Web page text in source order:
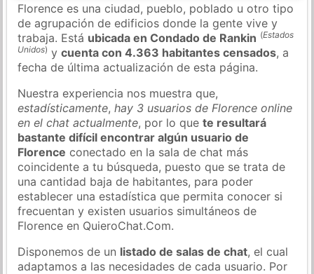
Florence es una ciudad, pueblo, poblado u otro tipo
de agrupación de edificios donde la gente vive y
trabaja. Está ubicada en Condado de Rankin (Estados
Unidos) ycuenta con 4.363 habitantes censados, a
fecha de última actualización de esta página.
Nuestra experiencia nos muestra que,
estadísticamente,hay 3 usuarios de Florence online
en el chat actualmente, por lo quete resultará
bastante difícil encontrar algún usuario de
Florence conectado en la sala de chat más
coincidente a tu búsqueda, puesto que se trata de
una cantidad baja de habitantes, para poder
establecer una estadística que permita conocer si
frecuentan y existen usuarios simultáneos de
Florence en QuieroChat.Com.
Disponemos de un listado de salas de chat, el cual
adaptamos a las necesidades de cada usuario. Por